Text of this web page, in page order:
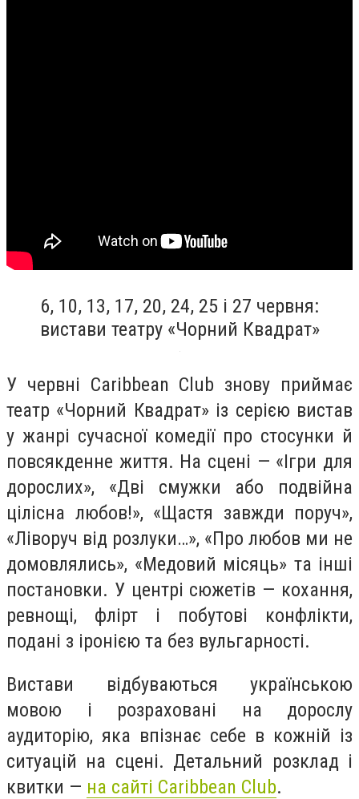
6, 10, 13, 17, 20, 24, 25 і 27 червня:
вистави театру «Чорний Квадрат»
У червні Caribbean Club знову приймає
театр «Чорний Квадрат» із серією вистав
у жанрі сучасної комедії про стосунки й
повсякденне життя. На сцені — «Ігри для
дорослих», «Дві смужки або подвійна
цілісна любов!», «Щастя завжди поруч»,
«Ліворуч від розлуки…», «Про любов ми не
домовлялись», «Медовий місяць» та інші
постановки. У центрі сюжетів — кохання,
ревнощі, флірт і побутові конфлікти,
подані з іронією та без вульгарності.
Вистави відбуваються українською
мовою і розраховані на дорослу
аудиторію, яка впізнає себе в кожній із
ситуацій на сцені. Детальний розклад і
квитки — на сайті Caribbean Club.